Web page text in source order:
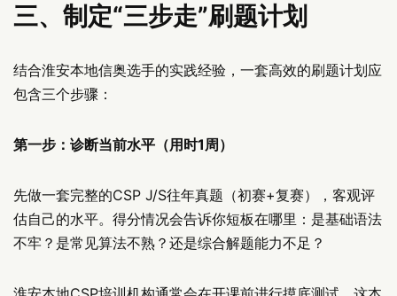
三、制定“三步走”刷题计划
结合淮安本地信奥选手的实践经验，一套高效的刷题计划应
包含三个步骤：
第一步：诊断当前水平（用时1周）
先做一套完整的CSP J/S往年真题（初赛+复赛），客观评
估自己的水平。得分情况会告诉你短板在哪里：是基础语法
不牢？是常见算法不熟？还是综合解题能力不足？